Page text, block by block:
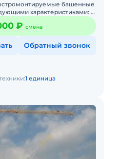
башенные
характеристиками: -
4 тонны; -
₽ смена
Обратный звонок
1 единица